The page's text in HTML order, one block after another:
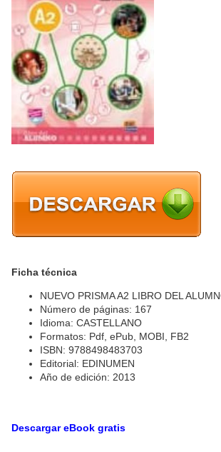
Ficha técnica
NUEVO PRISMA A2 LIBRO DEL
Número de páginas: 167
Idioma: CASTELLANO
Formatos: Pdf, ePub, MOBI, FB2
ISBN: 9788498483703
Editorial: EDINUMEN
Año de edición: 2013
Descargar eBook gratis